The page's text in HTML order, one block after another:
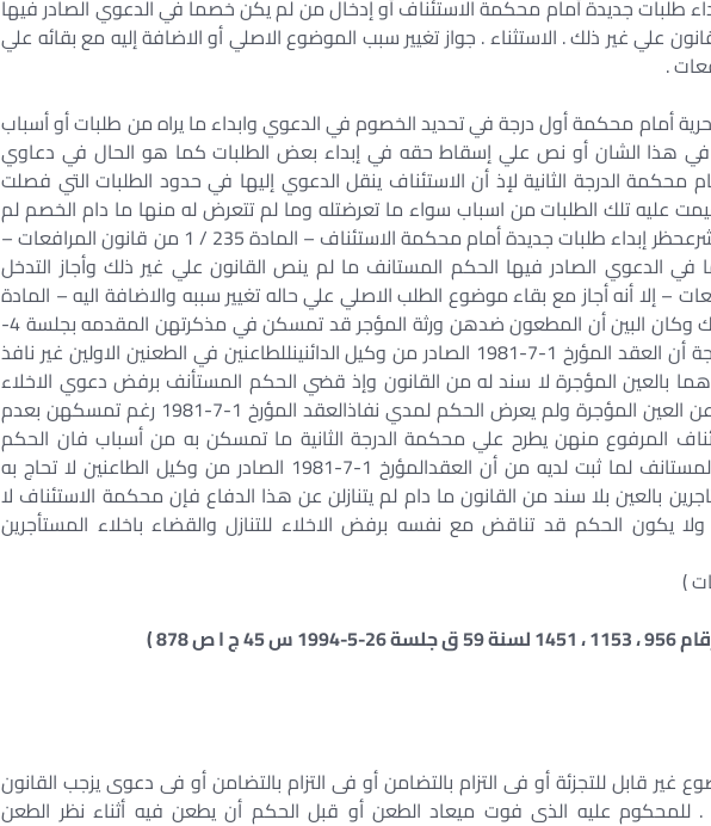
طلبات جديدة أمام محكمة الاستئناف أو إدخال من لم يكن خصما في الدعوي الصادر فيها
علي غير ذلك . الاستثناء . جواز تغيير سبب الموضوع الاصلي أو الاضافة إليه مع بقائه علي
أمام محكمة أول درجة في تحديد الخصوم في الدعوي وابداء ما يراه من طلبات أو أسباب
في هذا الشان أو نص علي إسقاط حقه في إبداء بعض الطلبات كما هو الحال في دعاوي
محكمة الدرجة الثانية لإذ أن الاستئناف ينقل الدعوي إليها في حدود الطلبات التي فصلت
عليه تلك الطلبات من اسباب سواء ما تعرضتله وما لم تتعرض له منها ما دام الخصم لم
يتنازل عنالتمسك به علي أن المشرعحظر إبداء طلبات جديدة أمام محكمة الاستئناف – المادة 235 / 1 من قانون المرافعات –
الدعوي الصادر فيها الحكم المستانف ما لم ينص القانون علي غير ذلك وأجاز التدخل
– المادة 236 مرافعات – إلا أنه أجاز مع بقاء موضوع الطلب الاصلي علي حاله تغيير سببه والاضافة اليه – المادة
235 / 3 مرافعات – لماكان ذلك وكان البين أن المطعون ضدهن ورثة المؤجر قد تمسكن في مذكرتهن المقدمه بجلسة 4-
11-1986 أمام محكمة أول درجة أن العقد المؤرخ 1-7-1981 الصادر من وكيل الدائنينللطاعنين في الطعنين الاولين غير نافذ
بالعين المؤجرة لا سند له من القانون وإذ قضي الحكم المستأنف برفض دعوي الاخلاء
علي سند من عدم وجود تنازل عن العين المؤجرة ولم يعرض الحكم لمدي نفاذالعقد المؤرخ 1-7-1981 رغم تمسكهن بعدم
المرفوع منهن يطرح علي محكمة الدرجة الثانية ما تمسكن به من أسباب فان الحكم
المطعون فيه إذ ألغي الحكمالمستانف لما ثبت لديه من أن العقدالمؤرخ 1-7-1981 الصادر من وكيل الطاعنين لا تحاج به
بالعين بلا سند من القانون ما دام لم يتنازلن عن هذا الدفاع فإن محكمة الاستئناف لا
يكون الحكم قد تناقض مع نفسه برفض الاخلاء للتنازل والقضاء باخلاء المستأجرين
س 45 ج ا ص 878 )
قابل للتجزئة أو فى التزام بالتضامن أو فى التزام بالتضامن أو فى دعوى يزجب القانون
للمحكوم عليه الذى فوت ميعاد الطعن أو قبل الحكم أن يطعن فيه أثناء نظر الطعن